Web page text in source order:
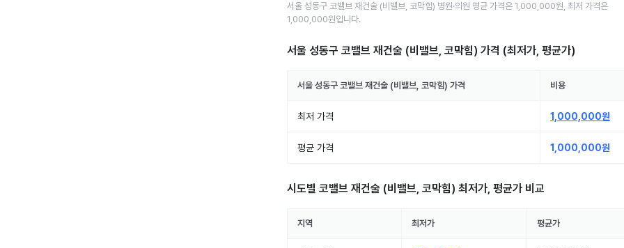
서울 성동구 코밸브 재건술 (비밸브, 코막힘) 병원·의원 평균 가격은 1,000,000원 , 최저 가격은
1,000,000원입니다.
서울 성동구 코밸브 재건술 (비밸브, 코막힘) 가격 (최저가, 평균가)
서울 성동구 코밸브 재건술 (비밸브, 코막힘) 가격 비용
최저 가격 1,000,000원
평균 가격 1,000,000원
시도별 코밸브 재건술 (비밸브, 코막힘) 최저가, 평균가 비교
지역 최저가 평균가